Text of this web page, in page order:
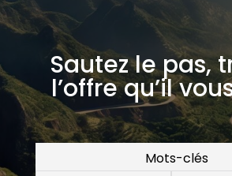
Sautez le pas,
l’offre qu’il